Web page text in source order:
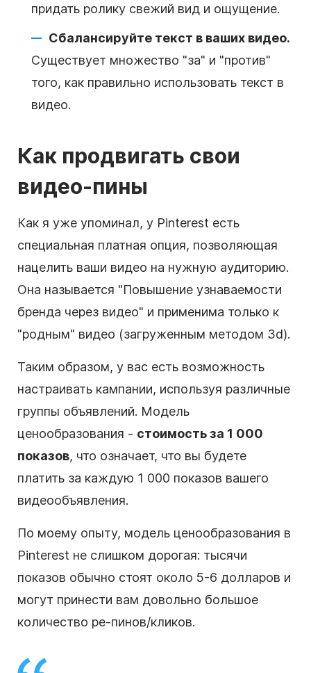
придать ролику свежий вид и ощущение.
Сбалансируйте текст в ваших видео.
Существует множество "за" и "против"
того, как правильно использовать текст в
видео.
Как продвигать свои
видео-пины
Как я уже упоминал, у Pinterest есть
специальная платная опция, позволяющая
нацелить ваши видео на нужную аудиторию.
Она называется "Повышение узнаваемости
бренда через видео" и применима только к
"родным" видео (загруженным методом 3d).
Таким образом, у вас есть возможность
настраивать кампании, используя различные
группы объявлений. Модель
ценообразования - стоимость за 1 000
показов, что означает, что вы будете
платить за каждую 1 000 показов вашего
видеообъявления.
По моему опыту, модель ценообразования в
Pinterest не слишком дорогая: тысячи
показов обычно стоят около 5-6 долларов и
могут принести вам довольно большое
количество ре-пинов/кликов.